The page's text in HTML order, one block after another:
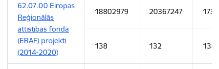
62.07.00 Eiropas
Reģionālās
attīstības fonda
(ERAF) projekti
(2014-2020)
18802979 20367247
138 132 138